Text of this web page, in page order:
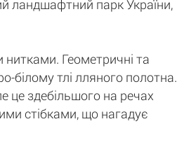
ландшафтний парк України,
Геометричні та
білому тлі лляного полотна.
це здебільшого на речах
стібками, що нагадує